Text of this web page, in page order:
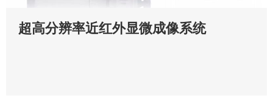
超高分辨率近红外显微成像系统